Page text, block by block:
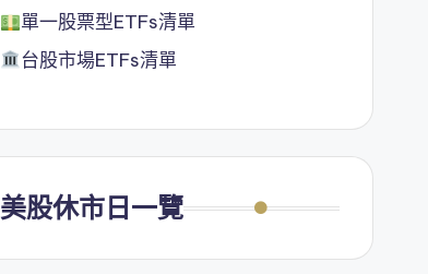
單一股票型ETFs清單
台股市場ETFs清單
美股休市日一覽